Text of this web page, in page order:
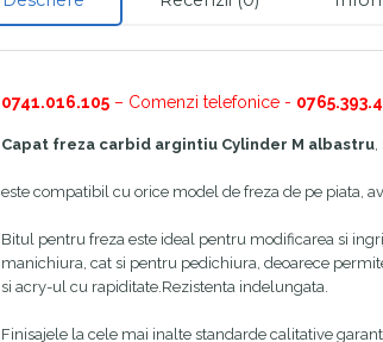
0741.016.105 – Comenzi telefonice -
Capat freza carbid argintiu Cylinder M albastru
este compatibil cu orice model de freza de pe piata,
Bitul pentru freza este ideal pentru modificarea si
manichiura, cat si pentru pedichiura, deoarece
si acry-ul cu rapiditate.Rezistenta indelungata.
Finisajele la cele mai inalte standarde calitative